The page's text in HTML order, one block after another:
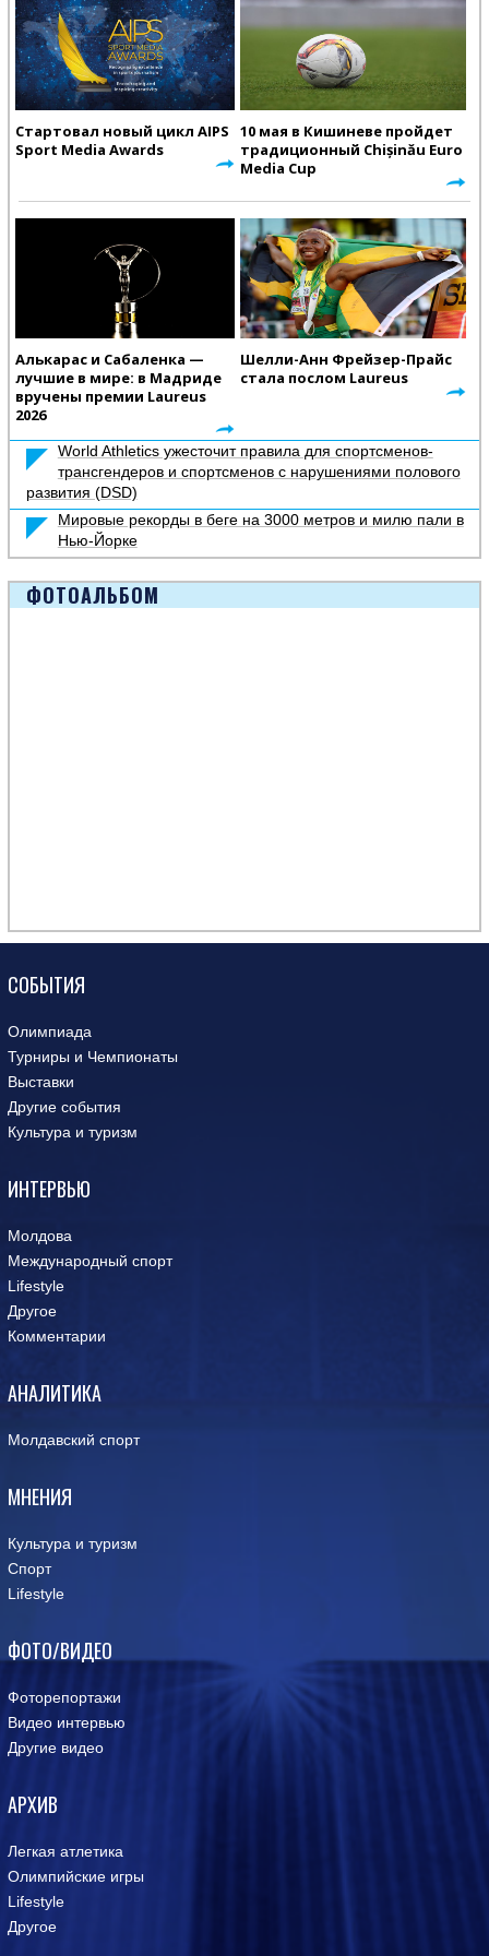
Стартовал новый цикл AIPS
Sport Media Awards
10 мая в Кишиневе пройдет
традиционный Chișinău Euro
Media Cup
Алькарас и Сабаленка —
лучшие в мире: в Мадриде
вручены премии Laureus
2026
Шелли-Анн Фрейзер-Прайс
стала послом Laureus
World Athletics ужесточит правила для спортсменов-
трансгендеров и спортсменов с нарушениями полового
развития (DSD)
Мировые рекорды в беге на 3000 метров и милю пали в
Нью-Йорке
ФОТОАЛЬБОМ
СОБЫТИЯ
Олимпиада
Турниры и Чемпионаты
Выставки
Другие события
Культура и туризм
ИНТЕРВЬЮ
Молдова
Международный спорт
Lifestyle
Другое
Комментарии
АНАЛИТИКА
Молдавский спорт
МНЕНИЯ
Культура и туризм
Спорт
Lifestyle
ФОТО/ВИДЕО
Фоторепортажи
Видео интервью
Другие видео
АРХИВ
Легкая атлетика
Олимпийские игры
Lifestyle
Другое